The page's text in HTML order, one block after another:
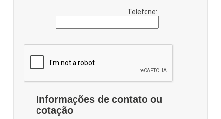
Telefone:
Informações de contato ou
cotação